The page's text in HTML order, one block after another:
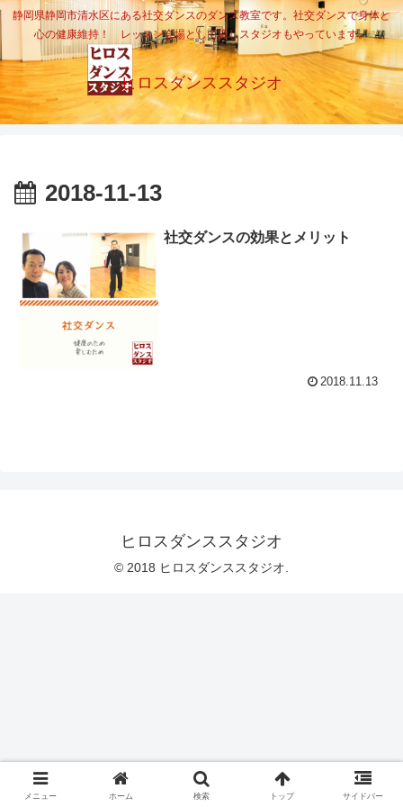
静岡県静岡市清水区にある社交ダンスのダンス教室です。社交ダンスで身体と
心の健康維持！ レッスン会場として貸しスタジオもやっています。
ヒロスダンススタジオ
2018-11-13
社交ダンスの効果とメリット
2018.11.13
ヒロスダンススタジオ
© 2018 ヒロスダンススタジオ.
メニュー ホーム 検索 トップ サイドバー